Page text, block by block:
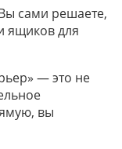
сами решаете,
ящиков для
— это не
вы